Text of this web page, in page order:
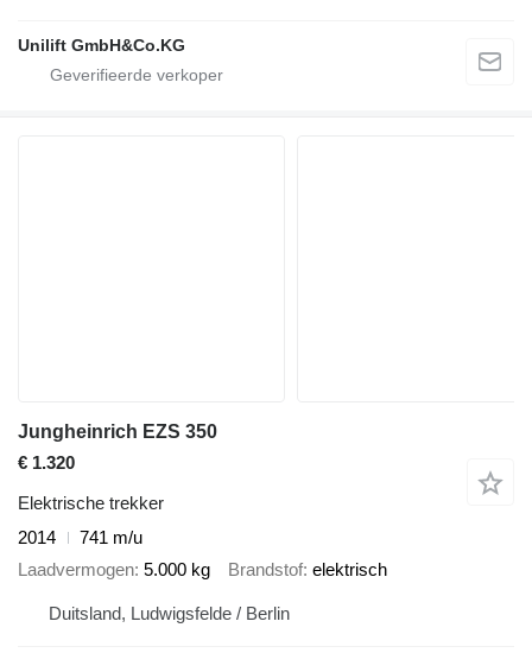
Unilift GmbH&Co.KG
Jungheinrich EZS 350
€ 1.320
Elektrische trekker
2014
741 m/u
Laadvermogen 5.000 kg Brandstof elektrisch
Duitsland, Ludwigsfelde / Berlin